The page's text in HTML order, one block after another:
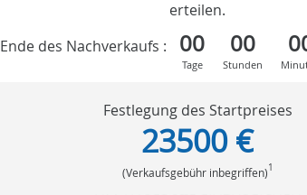
erteilen.
Ende des Nachverkaufs :
00
Tage
00
Stunden
Festlegung des Startpreises
23500 €
(Verkaufsgebühr inbegriffen)1